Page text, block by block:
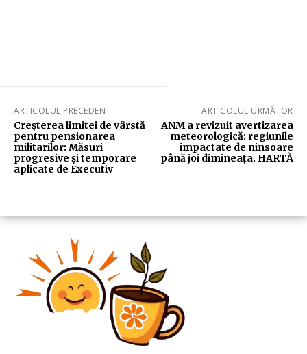
ARTICOLUL PRECEDENT
Creșterea limitei de vârstă
pentru pensionarea
militarilor: Măsuri
progresive și temporare
aplicate de Executiv
ARTICOLUL URMĂTOR
ANM a revizuit avertizarea
meteorologică: regiunile
impactate de ninsoare
până joi dimineața. HARTĂ